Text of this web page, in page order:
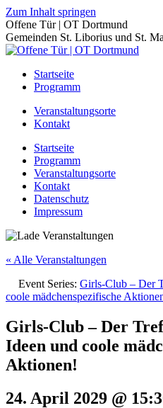
Zum Inhalt springen
Offene Tür | OT Dortmund
Gemeinden St. Liborius und St.
Startseite
Programm
Veranstaltungsorte
Kontakt
Startseite
Programm
Veranstaltungsorte
Kontakt
Datenschutz
Impressum
« Alle Veranstaltungen
Event Series: Girls-Club – Der
coole mädchenspezifische
Girls-Club – Der
Ideen und coole
Aktionen!
24. April 2029 @